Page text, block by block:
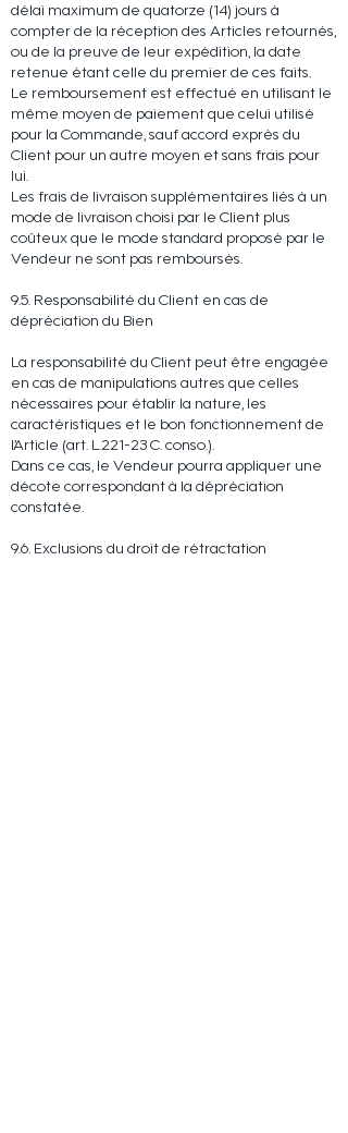
délai maximum de quatorze (14) jours à
compter de la réception des Articles retournés,
ou de la preuve de leur expédition, la date
retenue étant celle du premier de ces faits.
Le remboursement est effectué en utilisant le
même moyen de paiement que celui utilisé
pour la Commande, sauf accord exprès du
Client pour un autre moyen et sans frais pour
lui.
Les frais de livraison supplémentaires liés à un
mode de livraison choisi par le Client plus
coûteux que le mode standard proposé par le
Vendeur ne sont pas remboursés.
9.5. Responsabilité du Client en cas de
dépréciation du Bien
La responsabilité du Client peut être engagée
en cas de manipulations autres que celles
nécessaires pour établir la nature, les
caractéristiques et le bon fonctionnement de
l’Article (art. L.221-23 C. conso.).
Dans ce cas, le Vendeur pourra appliquer une
décote correspondant à la dépréciation
constatée.
9.6. Exclusions du droit de rétractation